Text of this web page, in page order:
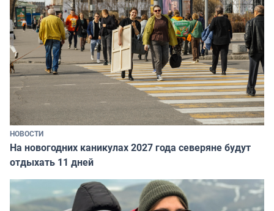
НОВОСТИ
На новогодних каникулах 2027 года северяне будут
отдыхать 11 дней